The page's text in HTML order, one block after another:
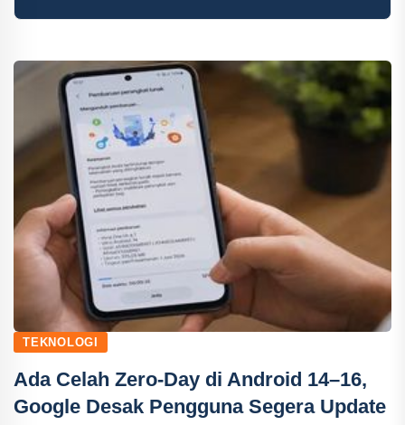
TEKNOLOGI
Ada Celah Zero-Day di Android 14–16,
Google Desak Pengguna Segera Update